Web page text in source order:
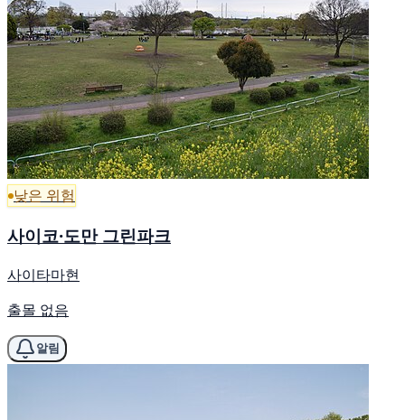
낮은 위험
사이코·도만 그린파크
사이타마현
출몰 없음
알림